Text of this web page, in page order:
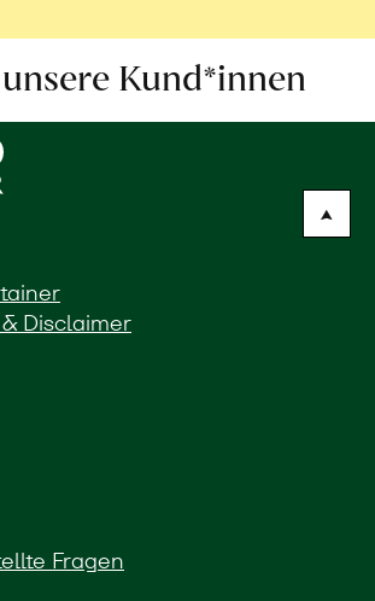
Kund*innen
Disclaimer
Fragen